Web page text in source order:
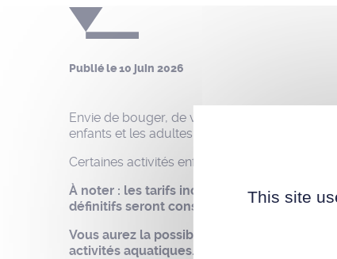
Publié le10 juin 2026
Envie de bouger, de vous dépasser ou de
enfants et les adultes. Retrouvez toutes les
Certaines activités enfance-jeunesse et
À noter : les tarifs indiqués dans la
définitifs seront consultables sur le site
Vous aurez la possibilité d’annuler votre
activités aquatiques.
This site